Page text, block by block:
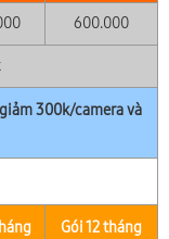
600.000
300k/camera và
Gói 12 tháng